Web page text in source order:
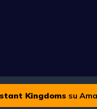
Kingdoms su